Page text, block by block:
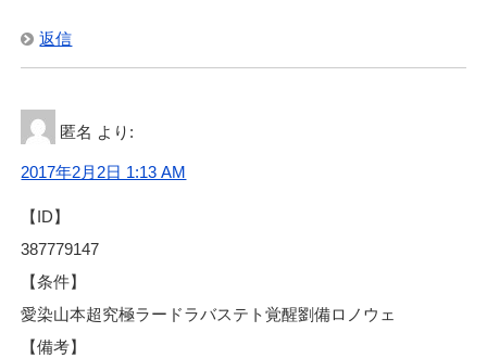
返信
匿名 より:
2017年2月2日 1:13 AM
【ID】
387779147
【条件】
愛染山本超究極ラードラバステト覚醒劉備ロノウェ
【備考】